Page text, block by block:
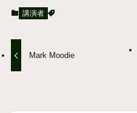
講演者
Mark Moodie